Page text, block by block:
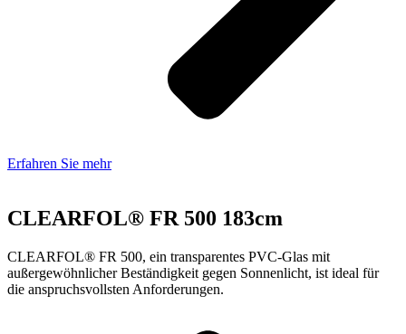
Erfahren Sie mehr
CLEARFOL® FR 500 183cm
CLEARFOL® FR 500, ein transparentes PVC-Glas mit
außergewöhnlicher Beständigkeit gegen Sonnenlicht, ist ideal für
die anspruchsvollsten Anforderungen.